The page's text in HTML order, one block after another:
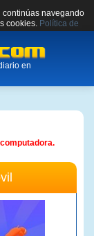
continúas navegando
cookies. Política de
en